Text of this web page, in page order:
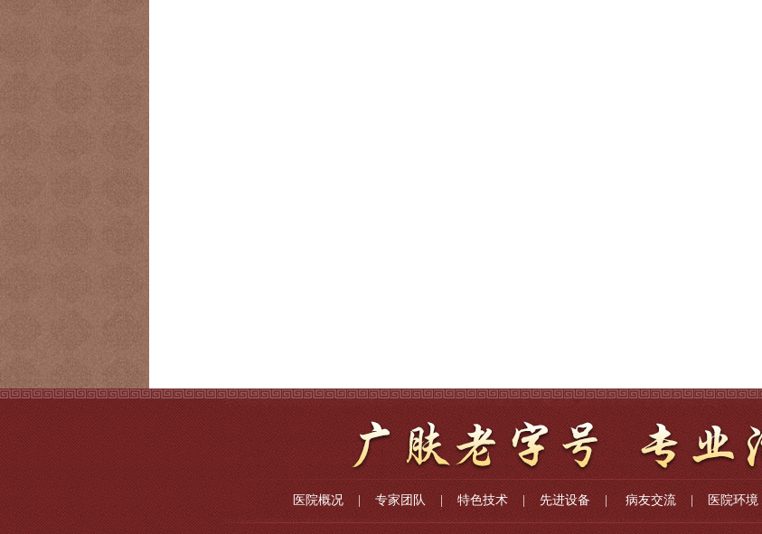
医院概况 专家团队 特色技术 先进设备 病友交流 医院环境